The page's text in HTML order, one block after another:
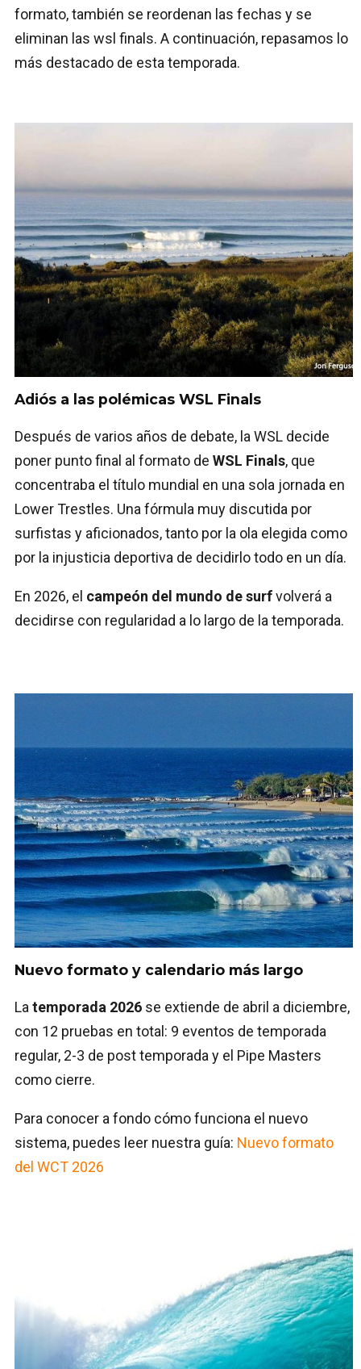
formato, también se reordenan las fechas y se
eliminan las wsl finals. A continuación, repasamos lo
más destacado de esta temporada.
Adiós a las polémicas WSL Finals
Después de varios años de debate, la WSL decide
poner punto final al formato de WSL Finals, que
concentraba el título mundial en una sola jornada en
Lower Trestles. Una fórmula muy discutida por
surfistas y aficionados, tanto por la ola elegida como
por la injusticia deportiva de decidirlo todo en un día.
En 2026, el campeón del mundo de surfvolverá a
decidirse con regularidad a lo largo de la temporada.
Nuevo formato y calendario más largo
La temporada 2026 se extiende de abril a diciembre,
con 12 pruebas en total: 9 eventos de temporada
regular, 2-3 de post temporada y el Pipe Masters
como cierre.
Para conocer a fondo cómo funciona el nuevo
sistema, puedes leer nuestra guía: Nuevo formato
del WCT 2026